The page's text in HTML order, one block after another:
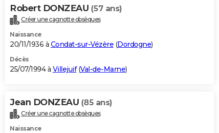
Robert DONZEAU (57 ans)
Créer une cagnotte obsèques
Naissance
20/11/1936 à Condat-sur-Vézère (Dordogne)
Décès
25/07/1994 à Villejuif(Val-de-Marne)
Jean DONZEAU (85 ans)
Créer une cagnotte obsèques
Naissance